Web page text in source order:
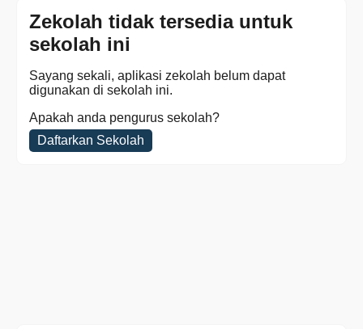
Zekolah tidak tersedia untuk
sekolah ini
Sayang sekali, aplikasi zekolah belum dapat
digunakan di sekolah ini.
Apakah anda pengurus sekolah?
Daftarkan Sekolah